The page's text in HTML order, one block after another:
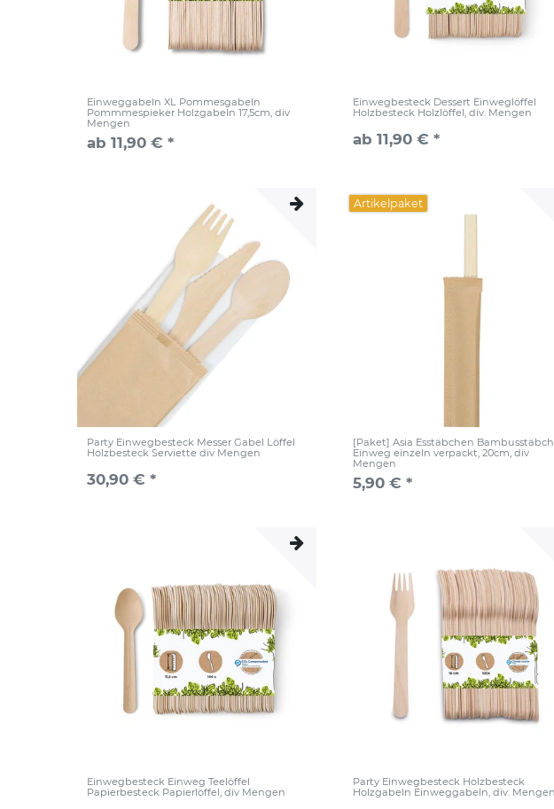
Einweggabeln XL Pommesgabeln
Pommmespieker Holzgabeln 17,5cm, div
Mengen
ab 11,90 € *
Einwegbesteck Dessert Einweglöffel
Holzbesteck Holzlöffel, div. Mengen
ab 11,90 € *
Party Einwegbesteck Messer Gabel Löffel
Holzbesteck Serviette div Mengen
30,90 € *
Artikelpaket
[Paket] Asia Esstäbchen
Einweg einzeln verpackt, 20cm, div
Mengen
5,90 € *
Einwegbesteck Einweg Teelöffel
Papierbesteck Papierlöffel, div Mengen
Party Einwegbesteck Holzbesteck
Holzgabeln Einweggabeln, div. Mengen